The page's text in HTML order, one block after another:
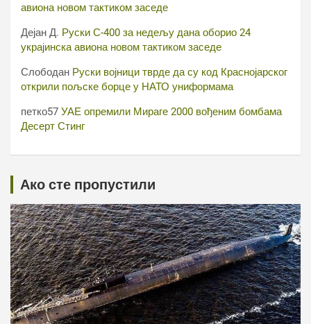
авиона новом тактиком заседе
Дејан Д. Руски С-400 за недељу дана оборио 24
украјинска авиона новом тактиком заседе
Слободан Руски војници тврде да су код Краснојарског
открили пољске борце у НАТО униформама
петко57 УАЕ опремили Мираге 2000 вођеним бомбама
Десерт Стинг
Ако сте пропустили